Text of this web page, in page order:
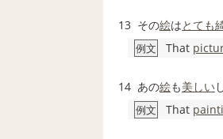
13 その絵はとても
例文 That
14 あの絵も美しい
例文 That